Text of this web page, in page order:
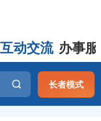
互动交流 办事
长者模式